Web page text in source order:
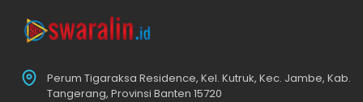
Perum Tigaraksa Residence, Kel. Kutruk, Kec. Jambe, Kab.
Tangerang, Provinsi Banten 15720